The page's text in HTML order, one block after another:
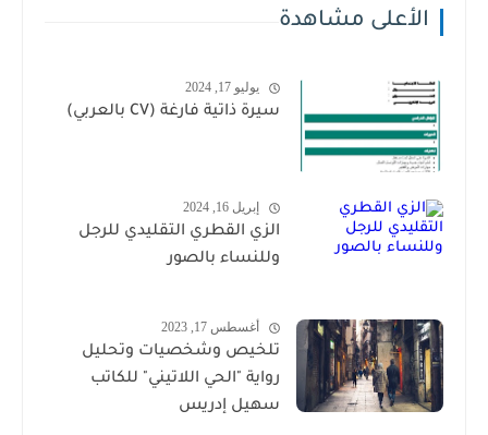
الأعلى مشاهدة
يوليو 17, 2024
سيرة ذاتية فارغة (CV بالعربي)
إبريل 16, 2024
الزي القطري التقليدي للرجل
وللنساء بالصور
أغسطس 17, 2023
تلخيص وشخصيات وتحليل
رواية "الحي اللاتيني" للكاتب
سهيل إدريس